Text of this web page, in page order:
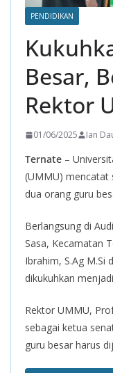
PENDIDIKAN
Besar,
Rektor
01/06/2025 Ian
Ternate –
(UMMU) mencatat
dua orang guru
Berlangsung di
Sasa, Kecamatan
Ibrahim, S.Ag M.Si
dikukuhkan
Rektor UMMU,
sebagai ketua
guru besar harus